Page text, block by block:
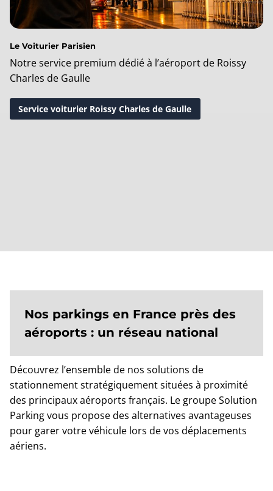
Le Voiturier Parisien
Notre service premium dédié à l’aéroport de Roissy
Charles de Gaulle
Service voiturier Roissy Charles de Gaulle
Nos parkings en France près des
aéroports : un réseau national
Découvrez l’ensemble de nos solutions de
stationnement stratégiquement situées à proximité
des principaux aéroports français. Le groupe Solution
Parking vous propose des alternatives avantageuses
pour garer votre véhicule lors de vos déplacements
aériens.